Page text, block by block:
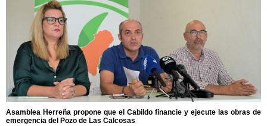
Asamblea Herreña propone que el Cabildo financie y ejecute las obras de
emergencia del Pozo de Las Calcosas